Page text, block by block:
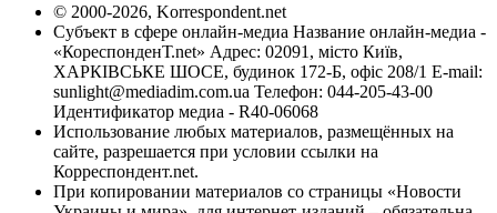
© 2000-2026, Korrespondent.net
Субъект в сфере онлайн-медиа Название онлайн-медиа -
«КореспонденТ.net» Адрес: 02091, місто Київ,
ХАРКІВСЬКЕ ШОСЕ, будинок 172-Б, офіс 208/1 E-mail:
sunlight@mediadim.com.ua Телефон: 044-205-43-00
Идентификатор медиа - R40-06068
Использование любых материалов, размещённых на
сайте, разрешается при условии ссылки на
Корреспондент.net.
При копировании материалов со страницы «Новости